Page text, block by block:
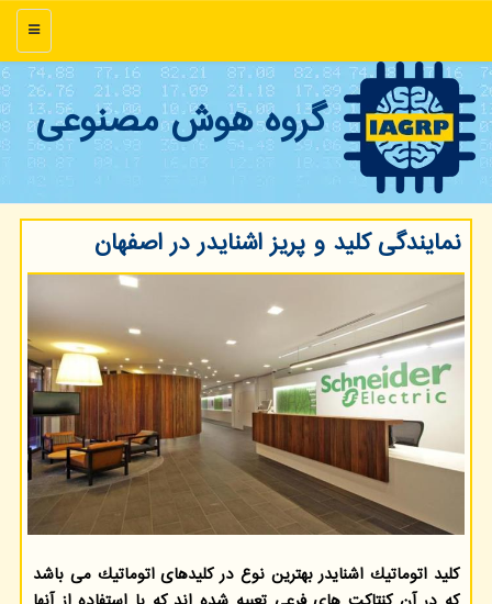
منو
گروه هوش مصنوعی
نمایندگی کلید و پریز اشنایدر در اصفهان
كلید اتوماتیك اشنایدر بهترین نوع در كلیدهای اتوماتیك می باشد